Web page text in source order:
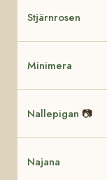
Stjärnrosen
Minimera
Nallepigan 📷
Najana